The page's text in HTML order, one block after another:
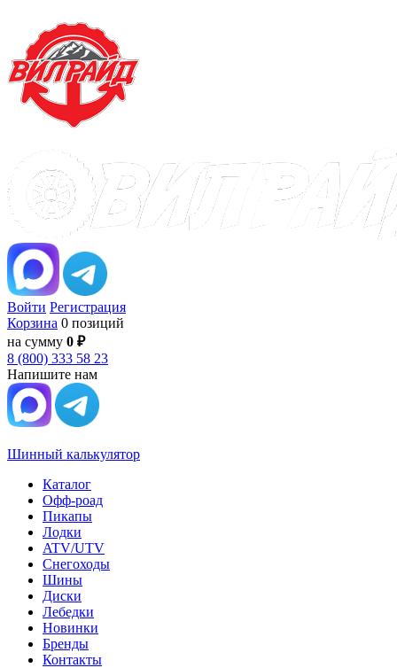
Войти Регистрация
Корзина 0 позиций
на сумму 0 ₽
8 (800) 333 58 23
Напишите нам
Шинный калькулятор
Каталог
Офф-роад
Пикапы
Лодки
ATV/UTV
Снегоходы
Шины
Диски
Лебедки
Новинки
Бренды
Контакты